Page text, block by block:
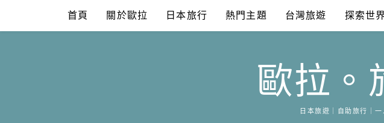
content
首頁 關於歐拉 日本旅行 熱門主題 台灣旅遊 探索世界
歐拉。
日本旅遊｜自助旅行｜